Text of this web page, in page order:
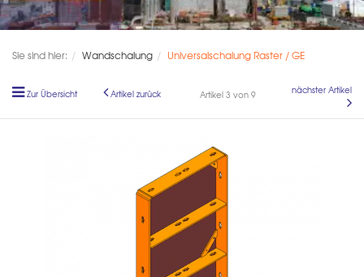
Sie sind hier: Wandschalung Universalschalung Raster / GE
Zur Übersicht Artikel zurück Artikel 3 von 9 nächster Artikel